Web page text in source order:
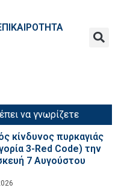
να γνωρίζετε
κίνδυνος πυρκαγιάς
3-Red Code) την
7 Αυγούστου